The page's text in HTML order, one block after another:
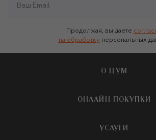
Продолжая, вы даете
на обработку персональных
О ЦУМ
О магазине
Бутики и ПВЗ ЦУМ
ОНЛАЙН ПОКУПКИ
УСЛУГИ